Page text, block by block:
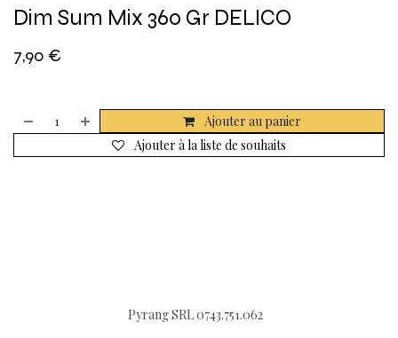
Dim Sum Mix 360 Gr DELICO
7,90 €
Ajouter au panier
Ajouter à la liste de souhaits
Pyrang SRL 0743.751.062